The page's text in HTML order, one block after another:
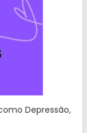
Depressão,